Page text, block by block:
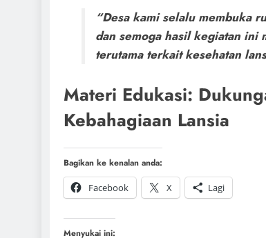
“Desa kami selalu membuka
dan semoga hasil kegiatan ini
terutama terkait kesehatan
Materi Edukasi:
Kebahagiaan Lansia
Bagikan ke kenalan anda:
Facebook
X Lagi
Menyukai ini: